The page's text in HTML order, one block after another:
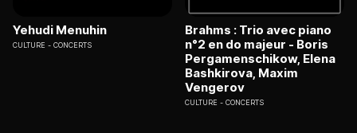
Yehudi Menuhin
CULTURE CONCERTS
Brahms : Trio avec piano
n°2 en do majeur - Boris
Pergamenschikow, Elena
Bashkirova, Maxim
Vengerov
CULTURE CONCERTS